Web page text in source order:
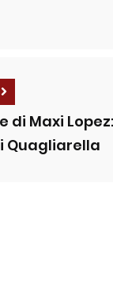
di Maxi
Quagliarella